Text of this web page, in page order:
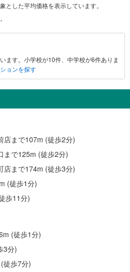
とした平均価格を表示しています。
ます。小学校が10件、中学校が6件ありま
ョンを探す
店まで107m (徒歩2分)
まで125m (徒歩2分)
店まで174m (徒歩3分)
(徒歩1分)
歩11分)
(徒歩1分)
3分)
徒歩7分)